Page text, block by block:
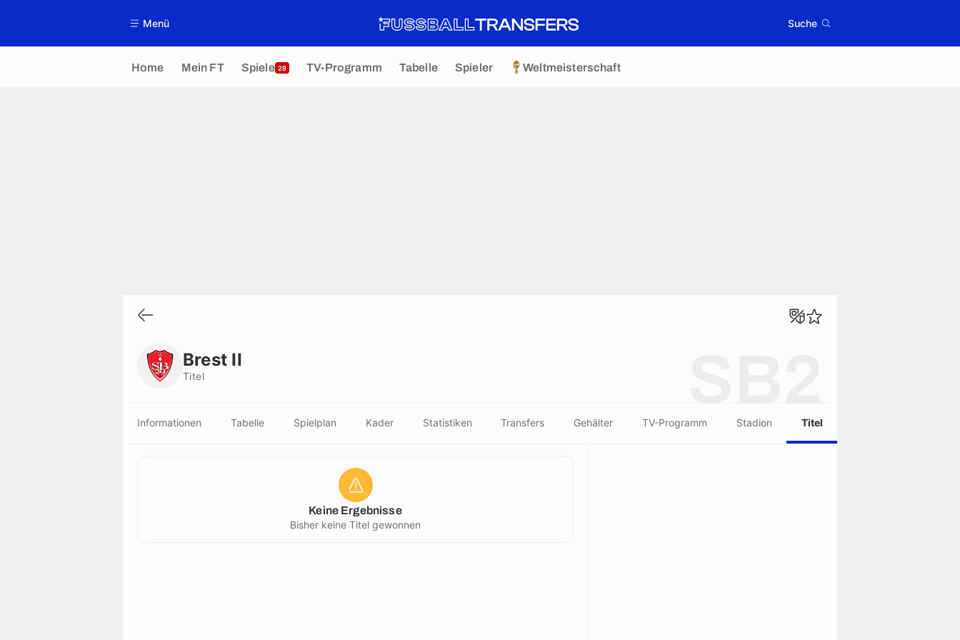
Menü Suche
Home Mein FT Spiele 28 TV-Programm Tabelle Spieler Weltmeisterschaft
Brest II
Titel
Informationen Tabelle Spielplan Kader Statistiken Transfers Gehälter TV-Programm Stadion Titel
Keine Ergebnisse
Bisher keine Titel gewonnen